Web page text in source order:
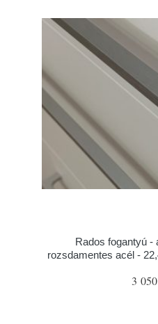
Rados fogantyú -
rozsdamentes acél -
3